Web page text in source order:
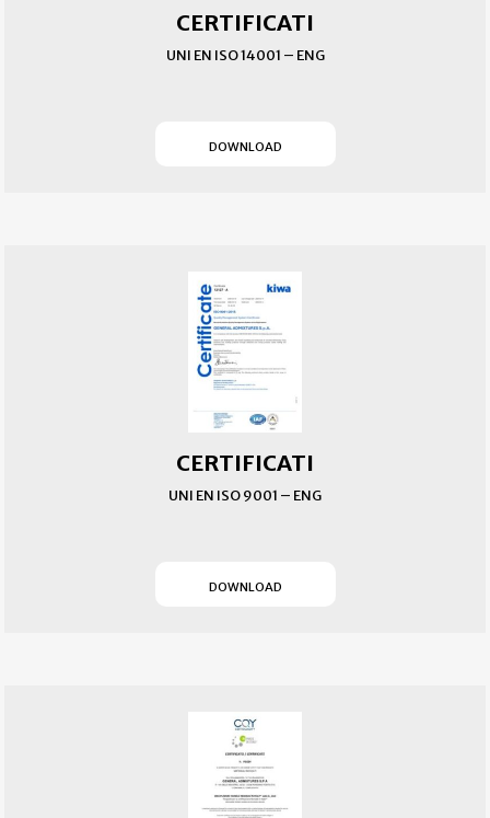
CERTIFICATI
UNI EN ISO 14001 – ENG
DOWNLOAD(SI APRE IN UN NUOVO
CERTIFICATI
UNI EN ISO 9001 – ENG
DOWNLOAD(SI APRE IN UN NUOVO